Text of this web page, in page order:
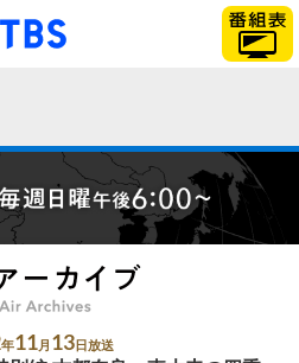
「TBSテレビ」トップ
年11月 13日放送